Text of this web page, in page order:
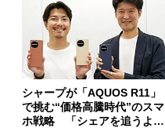
シャープが「AQUOS R11」
で挑む“価格高騰時代”のスマ
ホ戦略 「シェアを追うより